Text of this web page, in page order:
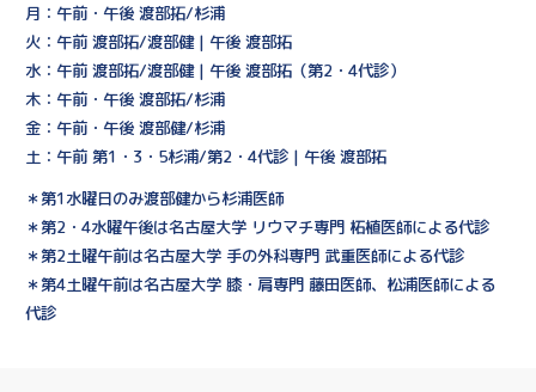
月：午前・午後 渡部拓/杉浦
火：午前 渡部拓/渡部健 | 午後 渡部拓
水：午前 渡部拓/渡部健 | 午後 渡部拓（第2・4代診）
木：午前・午後 渡部拓/杉浦
金：午前・午後 渡部健/杉浦
土：午前 第1・3・5杉浦/第2・4代診 | 午後 渡部拓
＊第1水曜日のみ渡部健から杉浦医師
＊第2・4水曜午後は名古屋大学 リウマチ専門 柘植医師による代診
＊第2土曜午前は名古屋大学 手の外科専門 武重医師による代診
＊第4土曜午前は名古屋大学 膝・肩専門 藤田医師、松浦医師による
代診